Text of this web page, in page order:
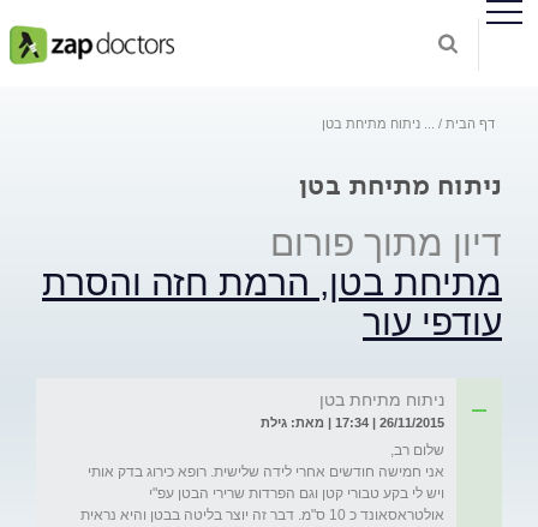
דף הבית ניתוח מתיחת בטן
ניתוח מתיחת בטן
דיון מתוך פורום
מתיחת בטן, הרמת חזה והסרת
עודפי עור
ניתוח מתיחת בטן
26/11/2015 | 17:34 | מאת: גילת
אני חמישה חודשים אחרי לידה שלישית. רופא כירוג בדק אותי
ויש לי בקע טבורי קטן וגם הפרדות שרירי הבטן עפ"י
אולטראסאונד כ 10 ס"מ. דבר זה יוצר בליטה בבטן והיא נראית